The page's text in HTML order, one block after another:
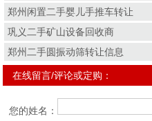
郑州闲置二手婴儿手推车转让
巩义二手矿山设备回收商
郑州二手圆振动筛转让信息
在线留言/评论或定购：
您的姓名：